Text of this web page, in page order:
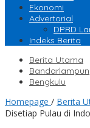
Ekonomi
Advertorial
DPRD
Indeks Berita
Berita Utama
Bengkulu
Homepage / Berita
Disetiap Pulau di